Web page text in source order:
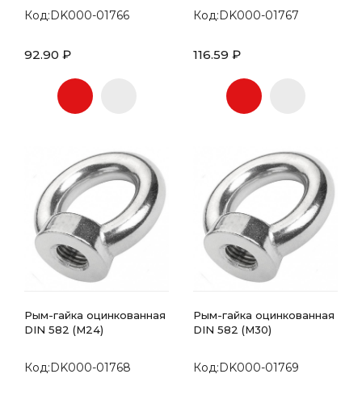
Код:DK000-01766
92.90 ₽
Код:DK000-01767
116.59 ₽
Рым-гайка оцинкованная
DIN 582 (М24)
Код:DK000-01768
Рым-гайка оцинкованная
DIN 582 (М30)
Код:DK000-01769